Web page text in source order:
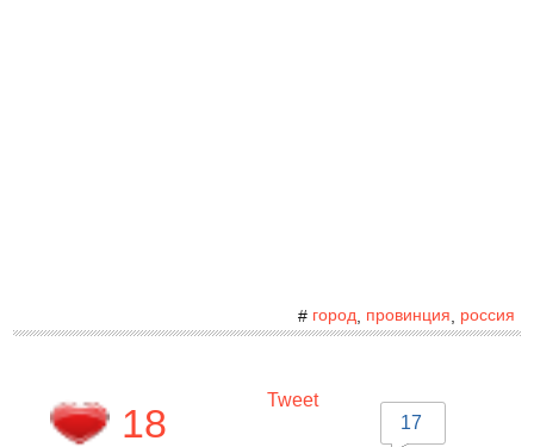
# город, провинция россия
18
Tweet
17